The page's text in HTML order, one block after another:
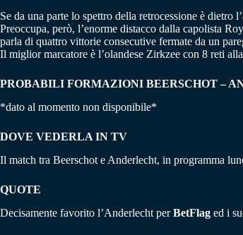
Se da una parte lo spettro della retrocessione è
Preoccupa, però, l’enorme distacco dalla capolista
parla di quattro vittorie consecutive fermate da un
Il miglior marcatore è l’olandese Zirkzee con 8 reti
PROBABILI FORMAZIONI BEERSCHOT –
*dato al momento non disponibile*
DOVE VEDERLA IN TV
Il match tra Beerschot e Anderlecht, in programma
QUOTE
Decisamente favorito l’Anderlecht perBetFlag ed i